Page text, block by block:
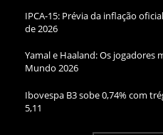
IPCA-15: Prévia da inflação
de 2026
Yamal e Haaland: Os jogadores
Mundo 2026
Ibovespa B3 sobe 0,74% com
5,11